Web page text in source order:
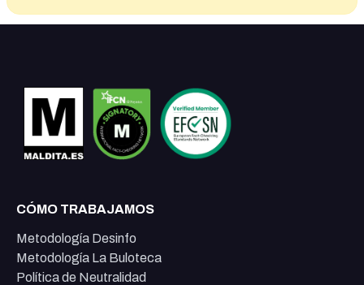
CÓMO TRABAJAMOS
Metodología Desinfo
Metodología La Buloteca
Política de Neutralidad